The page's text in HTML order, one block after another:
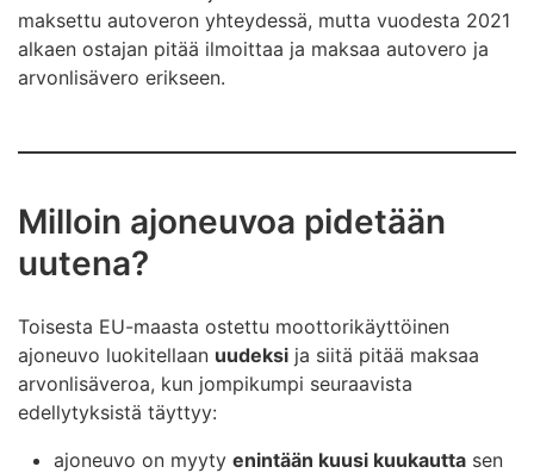
maksettu autoveron yhteydessä, mutta vuodesta 2021
alkaen ostajan pitää ilmoittaa ja maksaa autovero ja
arvonlisävero erikseen.
Milloin ajoneuvoa pidetään
uutena?
Toisesta EU-maasta ostettu moottorikäyttöinen
ajoneuvo luokitellaan uudeksi ja siitä pitää maksaa
arvonlisäveroa, kun jompikumpi seuraavista
edellytyksistä täyttyy:
ajoneuvo on myyty enintään kuusi kuukautta sen